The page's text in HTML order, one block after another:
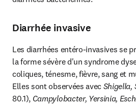
Diarrhée invasive
Les diarrhées entéro-invasives se
la forme sévère d'un syndrome
coliques, ténesme, fièvre, sang et
Elles sont observées avec Shigella,
80.1), Campylobacter, Yersinia,